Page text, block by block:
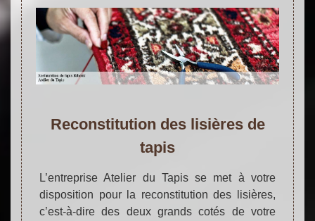
Reconstitution des lisières de
tapis
L’entreprise Atelier du Tapis se met à votre
disposition pour la reconstitution des lisières,
c’est-à-dire des deux grands cotés de votre